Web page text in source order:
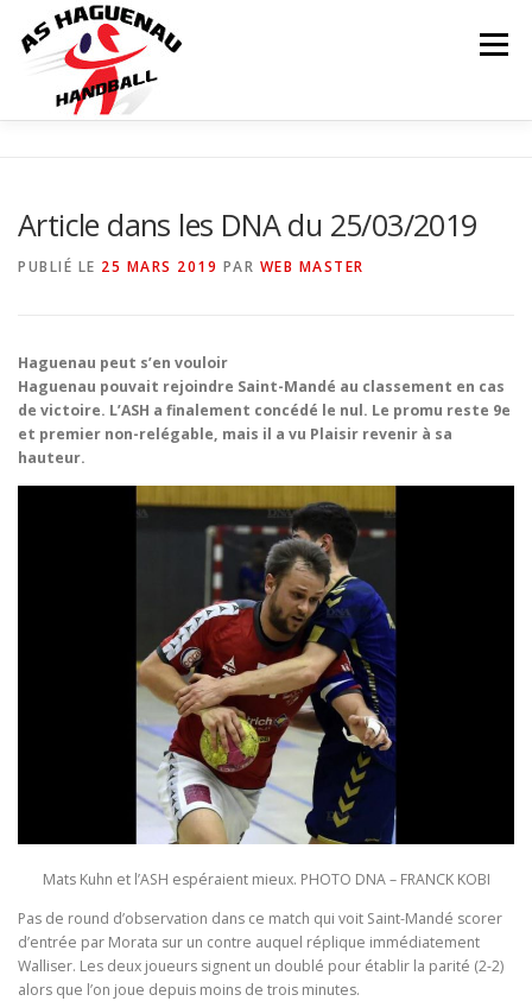
Menu
INFOS COMPLÉMENTAIRES
BOUTIQUE
Article dans les DNA du 25/03/2019
PUBLIÉ LE 25 MARS 2019 PAR WEB MASTER
Haguenau peut s’en vouloir
Haguenau pouvait rejoindre Saint-Mandé au classement en cas
de victoire. L’ASH a finalement concédé le nul. Le promu reste 9e
et premier non-relégable, mais il a vu Plaisir revenir à sa
hauteur.
Mats Kuhn et l’ASH espéraient mieux. PHOTO DNA – FRANCK KOBI
Pas de round d’observation dans ce match qui voit Saint-Mandé scorer
d’entrée par Morata sur un contre auquel réplique immédiatement
Walliser. Les deux joueurs signent un doublé pour établir la parité (2-2)
alors que l’on joue depuis moins de trois minutes.